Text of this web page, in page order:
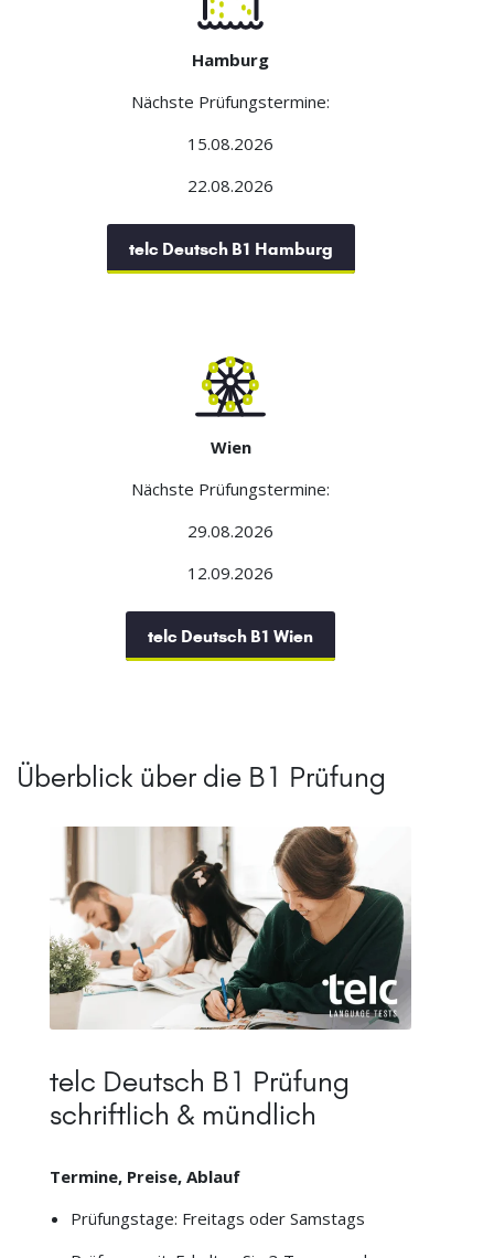
Hamburg
Nächste Prüfungstermine:
15.08.2026
22.08.2026
telc Deutsch B1 Hamburg
Wien
Nächste Prüfungstermine:
29.08.2026
12.09.2026
telc Deutsch B1 Wien
Überblick über die B1 Prüfung
telc Deutsch B1 Prüfung
schriftlich & mündlich
Termine, Preise, Ablauf
Prüfungstage: Freitags oder Samstags